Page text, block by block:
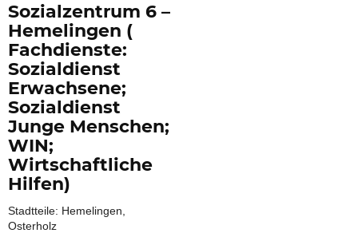
Sozialzentrum 6 –
Hemelingen (
Fachdienste:
Sozialdienst
Erwachsene;
Sozialdienst
Junge Menschen;
WIN;
Wirtschaftliche
Hilfen)
Stadtteile: Hemelingen,
Osterholz